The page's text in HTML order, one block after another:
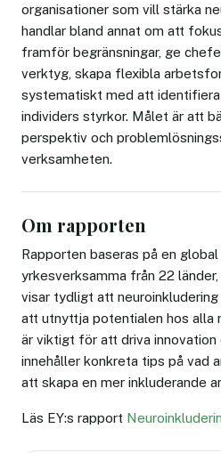
organisationer som vill stärka
handlar bland annat om att
framför begränsningar, ge
verktyg, skapa flexibla
systematiskt med att identifiera
individers styrkor. Målet är att
perspektiv och
verksamheten.
Om rapporten
Rapporten baseras på en
yrkesverksamma från 22
visar tydligt att
att utnyttja potentialen hos alla
är viktigt för att driva
innehåller konkreta tips på vad
att skapa en mer inkluderande
Läs EY:s rapport